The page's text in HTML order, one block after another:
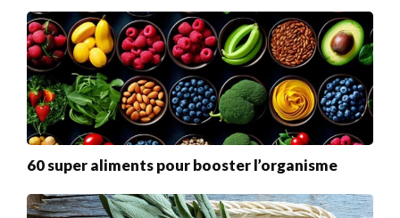
60 super aliments pour booster l’organisme